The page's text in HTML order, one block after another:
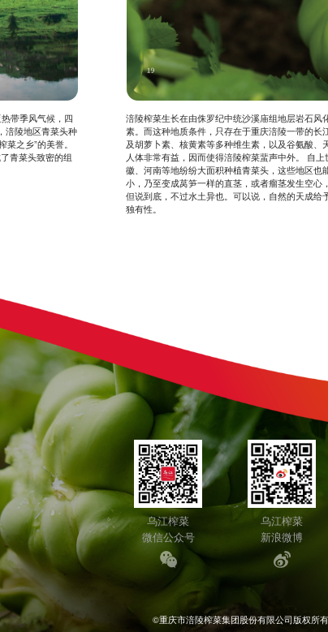
带季风气候，四
涪陵地区青菜头种
之乡”的美誉。
青菜头致密的组
涪陵榨菜生长在由侏罗纪中统沙溪庙组地层岩石
素。而这种地质条件，只存在于重庆涪陵一带的
及胡萝卜素、核黄素等多种维生素，以及谷氨酸
人体非常有益，因而使得涪陵榨菜蜚声中外。 自
徽、河南等地纷纷大面积种植青菜头，这些地区
小，乃至变成莴笋一样的直茎，或者瘤茎发生空心
但说到底，不过水土异也。可以说，自然的天成
独有性。
©重庆市涪陵榨菜集团股份有限公司版权所有
乌江榨菜
微信公众号
乌江榨菜
新浪微博